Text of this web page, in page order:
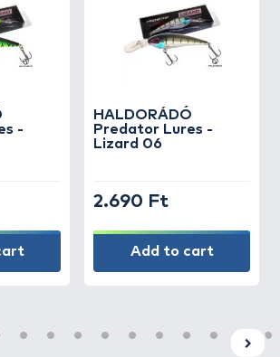
2 db
mozgó csörgő golyó a wobbler
-
HALDORÁDÓ
Predator Lures -
Lizard 06
2.690 Ft
Add to cart